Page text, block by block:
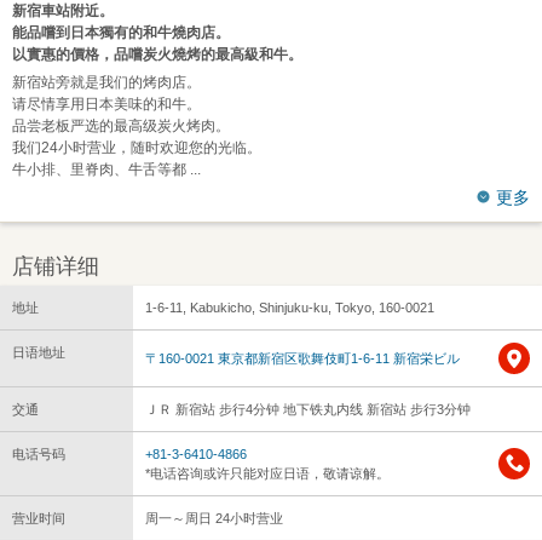
新宿車站附近。
能品嚐到日本獨有的和牛燒肉店。
以實惠的價格，品嚐炭火燒烤的最高級和牛。
新宿站旁就是我们的烤肉店。
请尽情享用日本美味的和牛。
品尝老板严选的最高级炭火烤肉。
我们24小时营业，随时欢迎您的光临。
牛小排、里脊肉、牛舌等都
更多
店铺详细
地址 1-6-11, Kabukicho, Shinjuku-ku, Tokyo, 160-0021
日语地址 〒160-0021 東京都新宿区歌舞伎町1-6-11 新宿栄ビル
交通 ＪＲ 新宿站 步行4分钟 地下铁丸内线 新宿站 步行3分钟
电话号码
+81-3-6410-4866
*电话咨询或许只能对应日语，敬请谅解。
营业时间 周一～周日 24小时营业